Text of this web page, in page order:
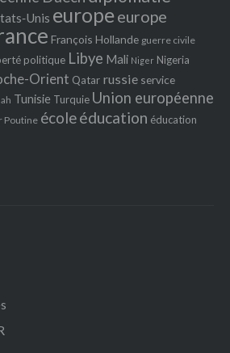
europeeurope
François Hollande guerre civile
politique Libye Mali Niger Nigeria
Orient Qatar russie service
Tunisie Turquie Union européenne
Poutine écoleéducation éducation